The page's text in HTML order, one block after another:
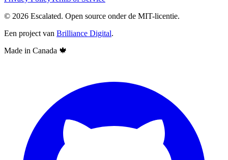
© 2026 Escalated. Open source onder de MIT-licentie.
Een project van Brilliance Digital.
Made in Canada 🍁